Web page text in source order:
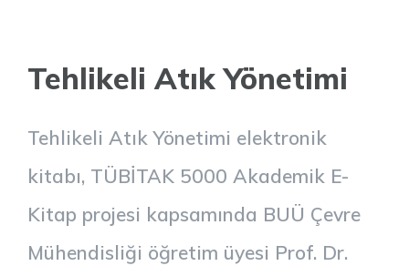
Tehlikeli Atık Yönetimi
Tehlikeli Atık Yönetimi elektronik
kitabı, TÜBİTAK 5000 Akademik E-
Kitap projesi kapsamında BUÜ Çevre
Mühendisliği öğretim üyesi Prof. Dr.